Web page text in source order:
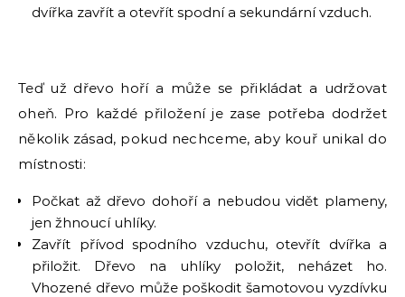
dvířka zavřít a otevřít spodní a sekundární vzduch.
Teď už dřevo hoří a může se přikládat a udržovat
oheň. Pro každé přiložení je zase potřeba dodržet
několik zásad, pokud nechceme, aby kouř unikal do
místnosti:
Počkat až dřevo dohoří a nebudou vidět plameny,
jen žhnoucí uhlíky.
Zavřít přívod spodního vzduchu, otevřít dvířka a
přiložit. Dřevo na uhlíky položit, neházet ho.
Vhozené dřevo může poškodit šamotovou vyzdívku